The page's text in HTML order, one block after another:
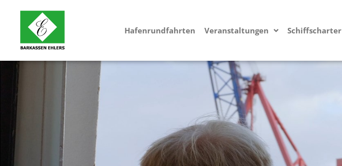
Hafenrundfahrten Veranstaltungen Schiffscharter